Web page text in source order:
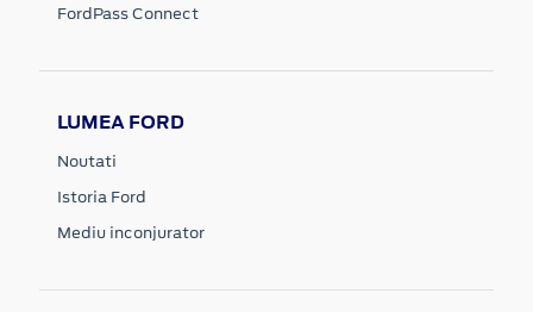
FordPass Connect
LUMEA FORD
Noutati
Istoria Ford
Mediu inconjurator